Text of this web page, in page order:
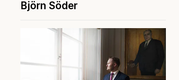
Björn Söder